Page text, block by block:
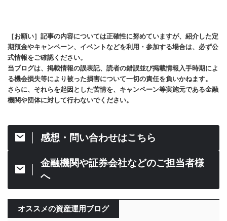
［お願い］記事の内容については正確性に努めていますが、紹介した定
期預金やキャンペーン、イベントなどを利用・参加する場合は、必ず公
式情報をご確認ください。
当ブログは、掲載情報の誤表記、読者の錯誤並び掲載情報入手時期によ
る機会損失等により被った損害について一切の責任を負いかねます。
さらに、それらを起因とした苦情を、キャンペーン等実施元である金融
機関や団体に対して行わないでください。
感想・問い合わせはこちら
金融機関や証券会社などのご担当者様
へ
オススメの資産運用ブログ